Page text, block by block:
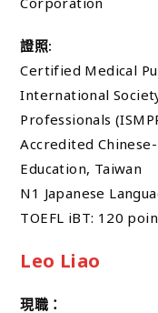
證照:
Certified Medical
International
Professionals
Accredited
Education, Taiwan
N1 Japanese
TOEFL iBT: 120
Leo Liao
現職：